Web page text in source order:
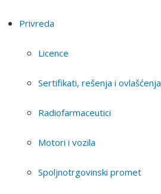
Privreda
Licence
Sertifikati, rešenja i ovlašćenja
Radiofarmaceutici
Motori i vozila
Spoljnotrgovinski promet